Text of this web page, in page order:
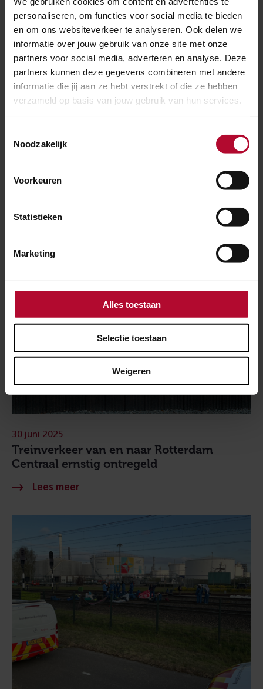
personaliseren, om functies voor social media te bieden
en om ons websiteverkeer te analyseren. Ook delen we
informatie over jouw gebruik van onze site met onze
partners voor social media, adverteren en analyse. Deze
partners kunnen deze gegevens combineren met andere
informatie die jij aan ze hebt verstrekt of die ze hebben
verzameld op basis van jouw gebruik van hun services.
Noodzakelijk
Voorkeuren
Statistieken
Marketing
Alles toestaan
Selectie toestaan
Weigeren
Nederland, Jeugdzorg Nederland, het Trimbos-
Instituut, de VO-Raad, MIND, ProRail, NVVK, TSD, UWV,
VNG en GGD GHOR Nederland tekenden vandaag de
Landelijke Agenda tijdens een online talkshow. Deze is
terug te kijken opwww.113.nl/samen. 113
Zelfmoordpreventie is coördinator van de Landelijke
Agenda.
Meer over:
Treinverkeer van en naar Rotterdam
Centraal ernstig ontregeld
30 juni 2025